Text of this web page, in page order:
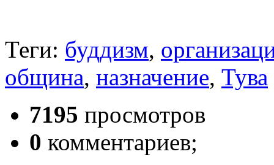
Теги: буддизм,
община, назначение, Тува
7195 просмотров
0 комментариев;